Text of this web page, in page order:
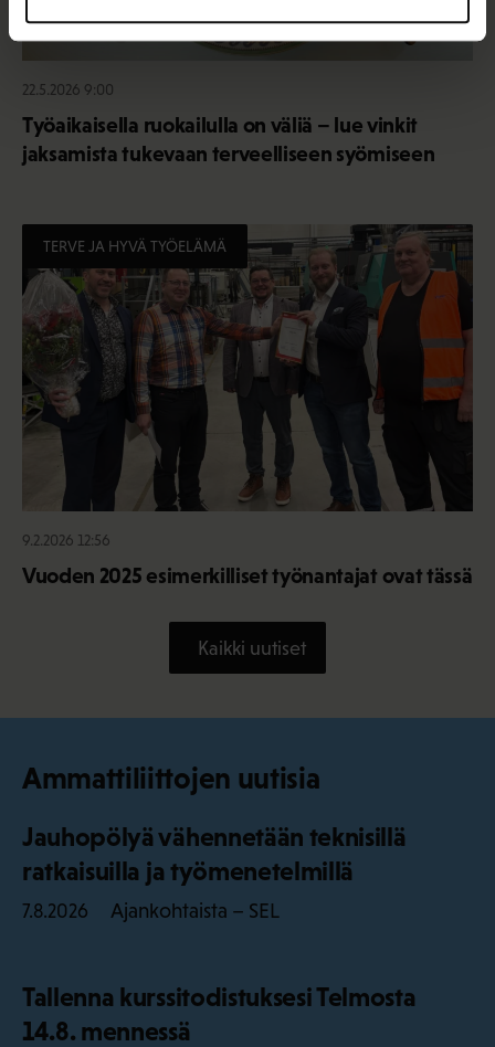
22.5.2026 9:00
Työaikaisella ruokailulla on väliä – lue vinkit
jaksamista tukevaan terveelliseen syömiseen
TERVE JA HYVÄ TYÖELÄMÄ
9.2.2026 12:56
Vuoden 2025 esimerkilliset työnantajat ovat tässä
Kaikki uutiset
Ammattiliittojen uutisia
Jauhopölyä vähennetään teknisillä
ratkaisuilla ja työmenetelmillä
7.8.2026 Ajankohtaista – SEL
Tallenna kurssitodistuksesi Telmosta
14.8. mennessä